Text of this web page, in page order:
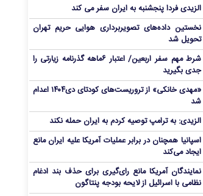
الزیدی فردا پنجشنبه به ایران سفر می کند
نخستین داده‌های تصویربرداری هوایی حریم تهران
تحویل شد
شرط مهم سفر اربعین/ اعتبار ۶ماهه گذرنامه زیارتی را
جدی بگیرید
«مهدی خانکی» از تروریست‌های کودتای دی۱۴۰۴ اعدام
شد
الزیدی: به ترامپ توصیه کردم به ایران حمله نکند
اسپانیا همچنان در برابر عملیات آمریکا علیه ایران مانع
ایجاد می‌کند
نمایندگان آمریکا مانع رای‌گیری برای حذف بند ادغام
نظامی با اسرائیل از لایحه بودجه پنتاگون